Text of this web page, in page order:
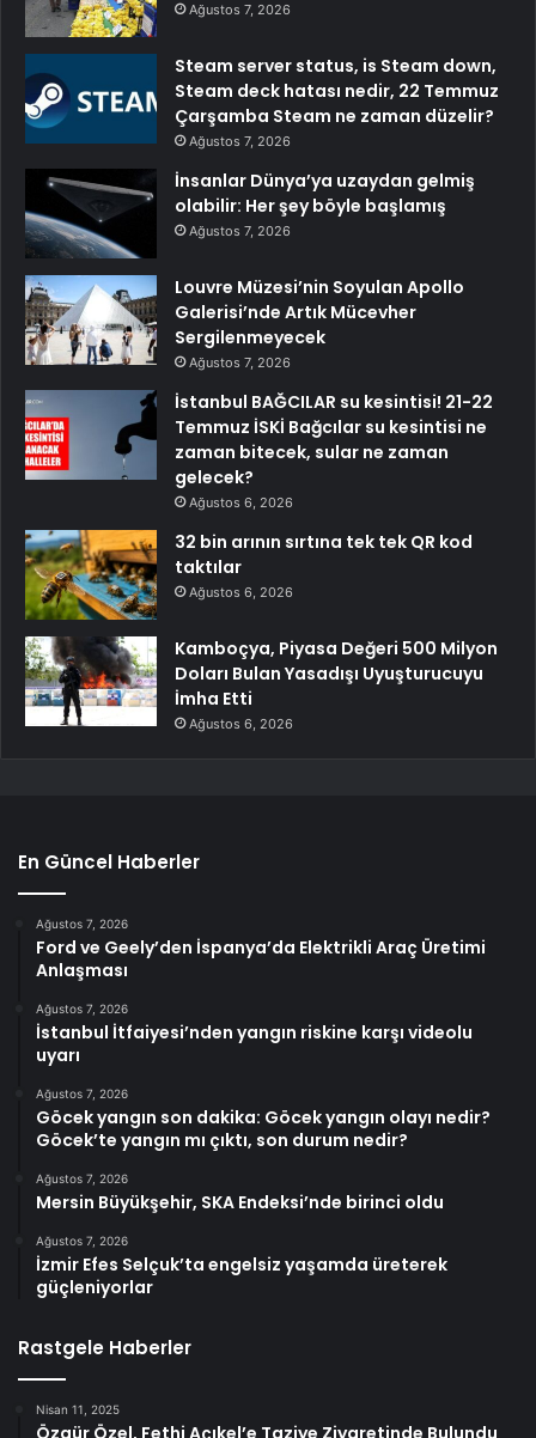
Ağustos 7, 2026
Steam server status, is Steam down,
Steam deck hatası nedir, 22 Temmuz
Çarşamba Steam ne zaman düzelir?
Ağustos 7, 2026
İnsanlar Dünya’ya uzaydan gelmiş
olabilir: Her şey böyle başlamış
Ağustos 7, 2026
Louvre Müzesi’nin Soyulan Apollo
Galerisi’nde Artık Mücevher
Sergilenmeyecek
Ağustos 7, 2026
İstanbul BAĞCILAR su kesintisi! 21-22
Temmuz İSKİ Bağcılar su kesintisi ne
zaman bitecek, sular ne zaman
gelecek?
Ağustos 6, 2026
32 bin arının sırtına tek tek QR kod
taktılar
Ağustos 6, 2026
Kamboçya, Piyasa Değeri 500 Milyon
Doları Bulan Yasadışı Uyuşturucuyu
İmha Etti
Ağustos 6, 2026
En Güncel Haberler
Ağustos 7, 2026
Ford ve Geely’den İspanya’da Elektrikli Araç Üretimi
Anlaşması
Ağustos 7, 2026
İstanbul İtfaiyesi’nden yangın riskine karşı videolu
uyarı
Ağustos 7, 2026
Göcek yangın son dakika: Göcek yangın olayı nedir?
Göcek’te yangın mı çıktı, son durum nedir?
Ağustos 7, 2026
Mersin Büyükşehir, SKA Endeksi’nde birinci oldu
Ağustos 7, 2026
İzmir Efes Selçuk’ta engelsiz yaşamda üreterek
güçleniyorlar
Rastgele Haberler
Nisan 11, 2025